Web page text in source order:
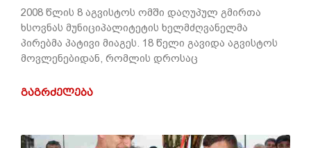
2008 წლის 8 აგვისტოს ომში დაღუპულ გმირთა
ხსოვნას მუნიციპალიტეტის ხელმძღვანელმა
პირებმა პატივი მიაგეს. 18 წელი გავიდა აგვისტოს
მოვლენებიდან, რომლის დროსაც
ᲒᲐᲒᲠᲫᲔᲚᲔᲑᲐ